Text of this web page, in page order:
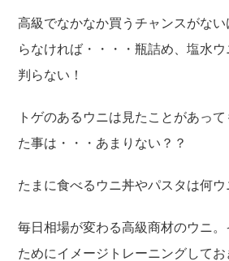
高級でなかなか買うチャンスがな
らなければ・・・・瓶詰め、塩水
判らない！
トゲのあるウニは見たことがあっ
た事は・・・あまりない？？
たまに食べるウニ丼やパスタは何ウ
毎日相場が変わる高級商材のウニ
ためにイメージトレーニングしてお